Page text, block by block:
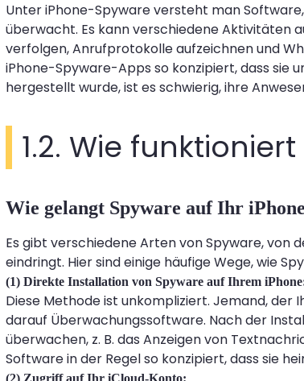
Unter iPhone-Spyware versteht man
überwacht. Es kann verschiedene Aktivitäten
verfolgen, Anrufprotokolle aufzeichnen und
iPhone-Spyware-Apps so konzipiert, dass sie
hergestellt wurde, ist es schwierig, ihre
1.2. Wie
Wie gelangt Spyware auf Ihr
Es gibt verschiedene Arten von Spyware, von
eindringt. Hier sind einige häufige Wege, wie
(1) Direkte Installation von Spyware auf Ihrem
Diese Methode ist unkompliziert. Jemand,
darauf Überwachungssoftware. Nach der
überwachen, z. B. das Anzeigen von
Software in der Regel so konzipiert, dass sie
(2) Zugriff auf Ihr iCloud-Konto: